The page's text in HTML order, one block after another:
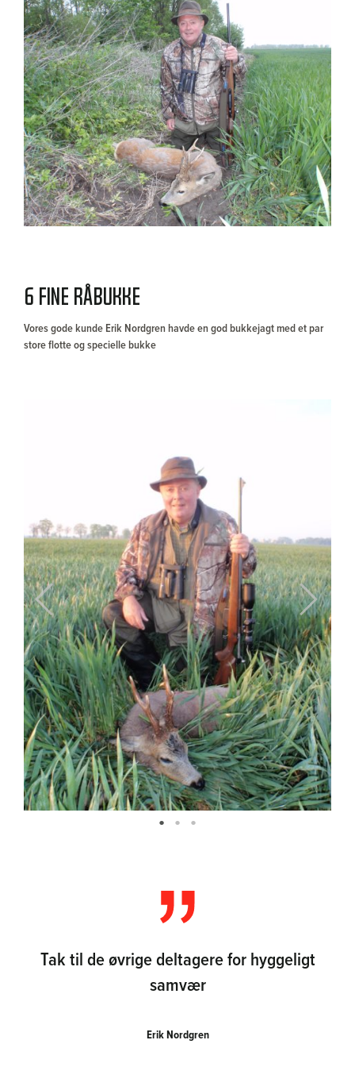
6 fine råbukke
Vores gode kunde Erik Nordgren havde en god bukkejagt med et par
store flotte og specielle bukke
Previous Next
Tak til de øvrige deltagere for hyggeligt
samvær
Erik Nordgren